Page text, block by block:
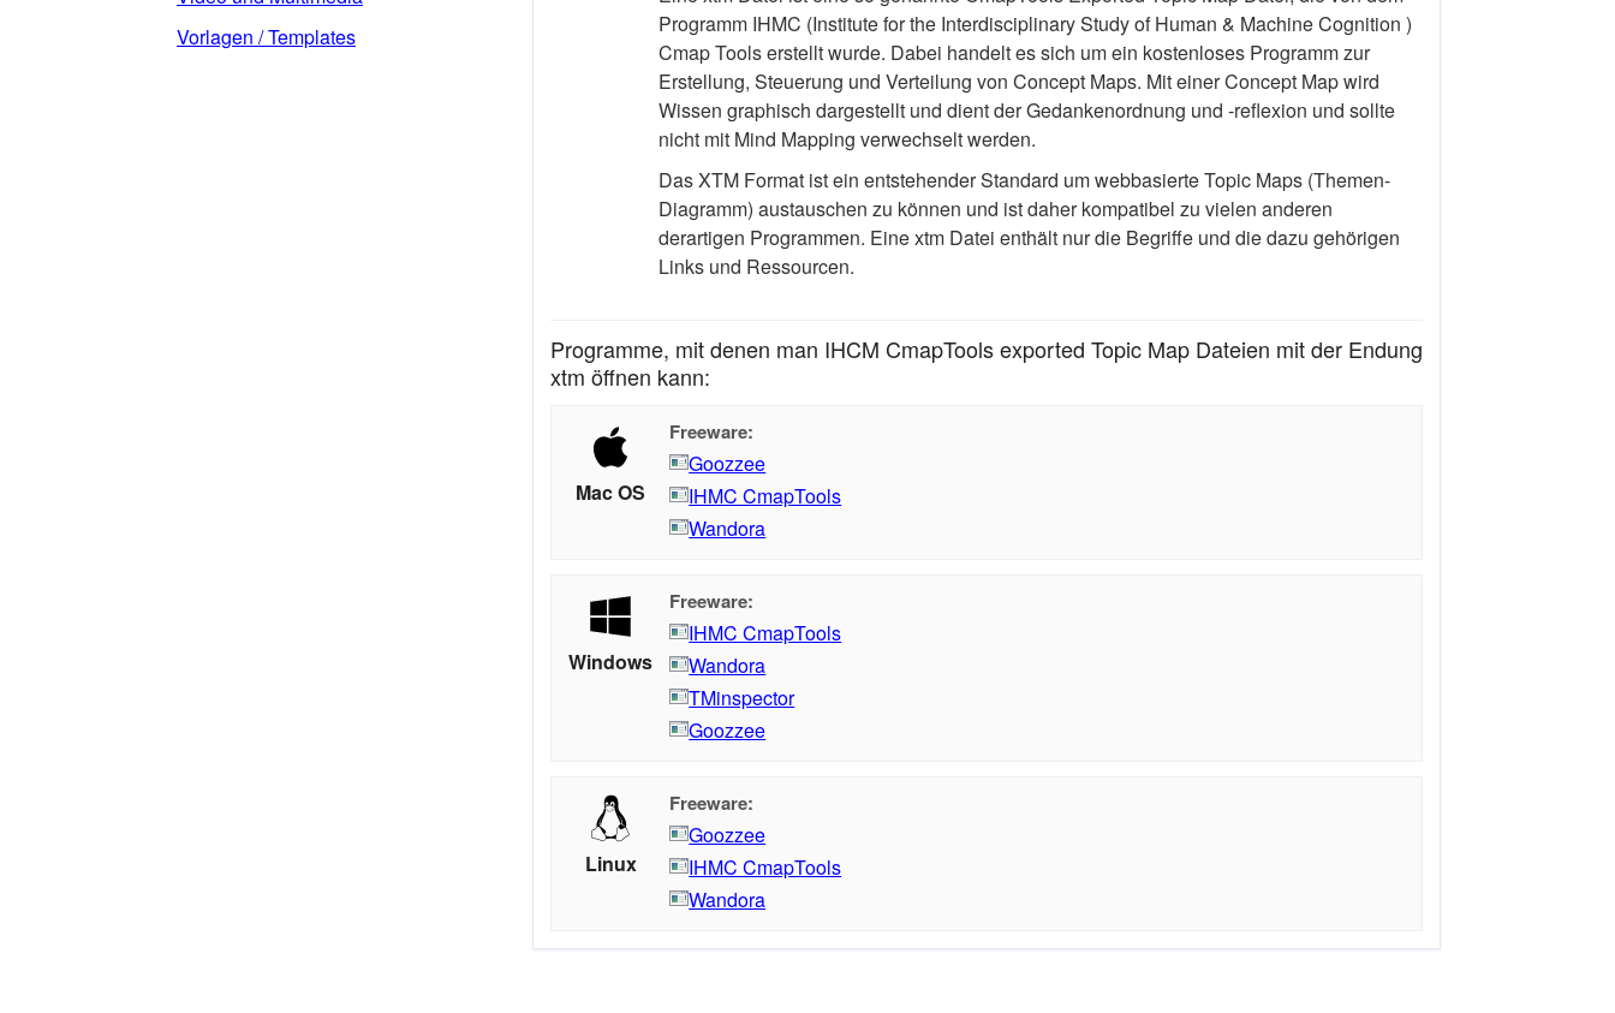
Vorlagen / Templates
Programm IHMC (Institute for the Interdisciplinary Study of Human & Machine Cognition )
Cmap Tools erstellt wurde. Dabei handelt es sich um ein kostenloses Programm zur
Erstellung, Steuerung und Verteilung von Concept Maps. Mit einer Concept Map wird
Wissen graphisch dargestellt und dient der Gedankenordnung und -reflexion und sollte
nicht mit Mind Mapping verwechselt werden.
Das XTM Format ist ein entstehender Standard um webbasierte Topic Maps (Themen-
Diagramm) austauschen zu können und ist daher kompatibel zu vielen anderen
derartigen Programmen. Eine xtm Datei enthält nur die Begriffe und die dazu gehörigen
Links und Ressourcen.
Programme, mit denen man IHCM CmapTools exported Topic Map Dateien mit der Endung
xtm öffnen kann:
Mac OS
Freeware:
Goozzee
IHMC CmapTools
Wandora
Windows
Freeware:
IHMC CmapTools
Wandora
TMinspector
Goozzee
Linux
Freeware:
Goozzee
IHMC CmapTools
Wandora